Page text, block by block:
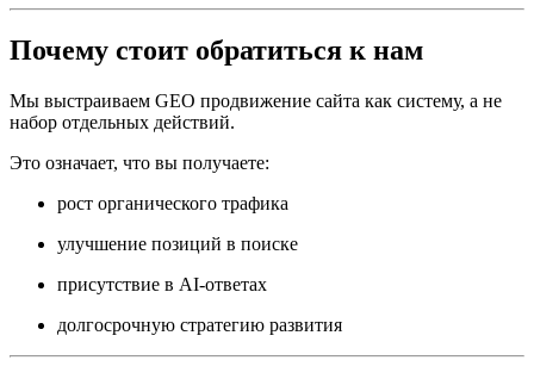
Почему стоит обратиться к нам
Мы выстраиваем GEO продвижение сайта как систему, а не
набор отдельных действий.
Это означает, что вы получаете:
рост органического трафика
улучшение позиций в поиске
присутствие в AI-ответах
долгосрочную стратегию развития